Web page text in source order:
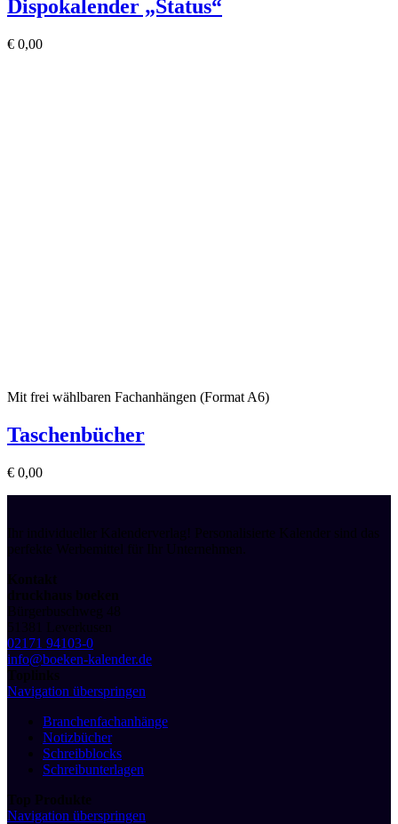
Dispokalender „Status“
€ 0,00
Mit frei wählbaren Fachanhängen (Format A6)
Taschenbücher
€ 0,00
Ihr individueller Kalenderverlag! Personalisierte Kalender sind das
perfekte Werbemittel für Ihr Unternehmen.
Kontakt
druckhaus boeken
Bürgerbuschweg 48
51381 Leverkusen
02171 94103-0
info@boeken-kalender.de
Toplinks
Navigation überspringen
Branchenfachanhänge
Notizbücher
Schreibblocks
Schreibunterlagen
Top Produkte
Navigation überspringen